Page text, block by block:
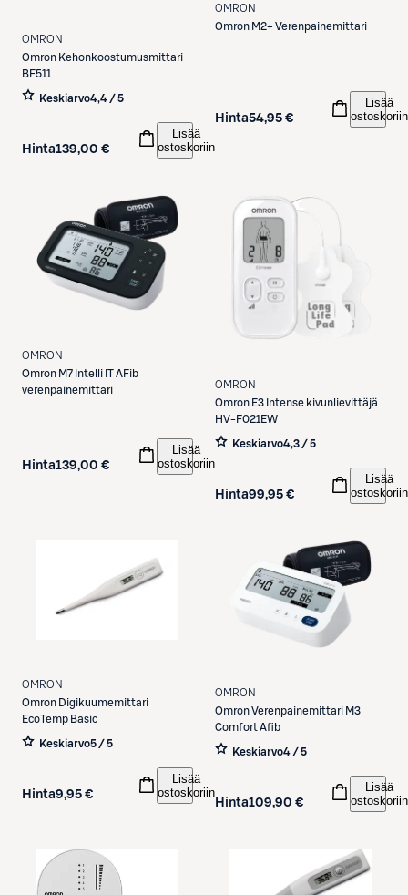
OMRON
Omron Kehonkoostumusmittari
BF511
Keskiarvo4,4 / 5
Hinta139,00 €
Lisää
ostoskoriin
OMRON
Omron M2+ Verenpainemittari
Hinta54,95 €
Lisää
ostoskoriin
OMRON
Omron M7 Intelli IT AFib
verenpainemittari
Hinta139,00 €
Lisää
ostoskoriin
OMRON
Omron E3 Intense kivunlievittäjä
HV-F021EW
Keskiarvo4,3 / 5
Hinta99,95 €
Lisää
ostoskoriin
OMRON
Omron Digikuumemittari
EcoTemp Basic
Keskiarvo5 / 5
Hinta9,95 €
Lisää
ostoskoriin
OMRON
OmronVerenpainemittari M3
Comfort Afib
Keskiarvo4 / 5
Hinta109,90 €
Lisää
ostoskoriin